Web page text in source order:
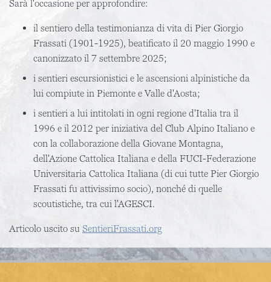
Sarà l'occasione per approfondire:
il sentiero della testimonianza di vita di Pier Giorgio
Frassati (1901-1925), beatificato il 20 maggio 1990 e
canonizzato il 7 settembre 2025;
i sentieri escursionistici e le ascensioni alpinistiche da
lui compiute in Piemonte e Valle d'Aosta;
i sentieri a lui intitolati in ogni regione d'Italia tra il
1996 e il 2012 per iniziativa del Club Alpino Italiano e
con la collaborazione della Giovane Montagna,
dell'Azione Cattolica Italiana e della FUCI-Federazione
Universitaria Cattolica Italiana (di cui tutte Pier Giorgio
Frassati fu attivissimo socio), nonché di quelle
scoutistiche, tra cui l'AGESCI.
Articolo uscito su SentieriFrassati.org